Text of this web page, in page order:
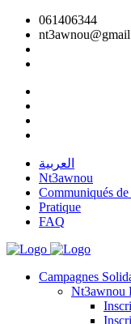
061406344
العربية
Nt3awnou
Communiqués de
Pratique
FAQ
Campagnes
Nt3awnou